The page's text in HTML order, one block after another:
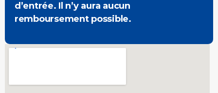
d’entrée. Il n’y aura aucun
remboursement possible.